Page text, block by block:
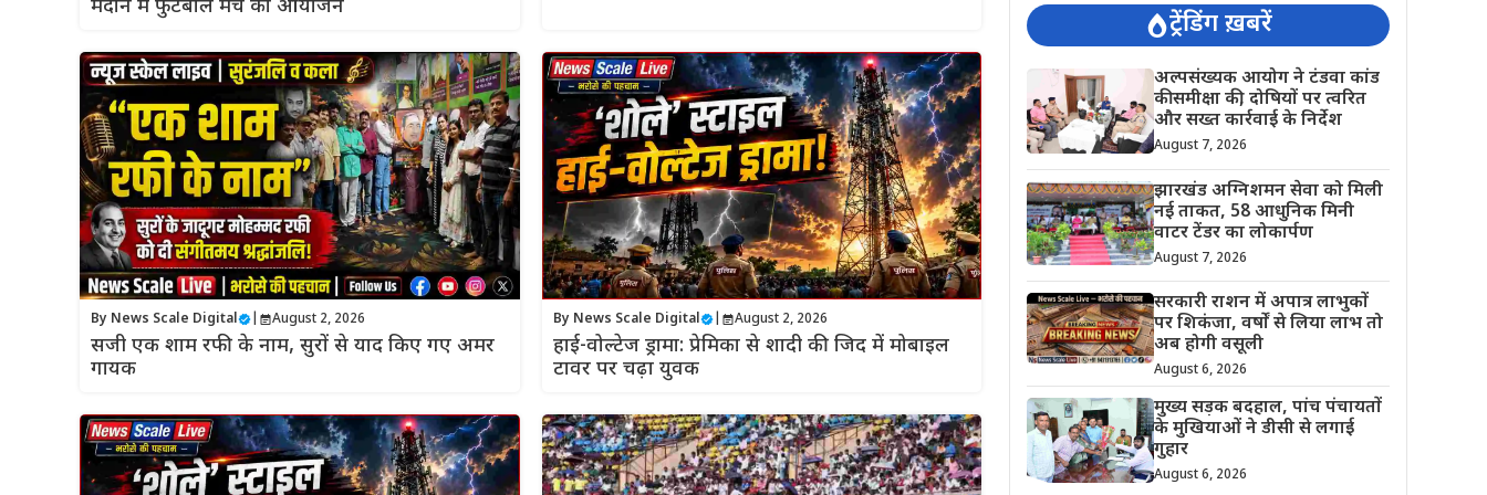
मैदान में फुटबॉल मैच का आयोजन
By News Scale Digital August 2, 2026
सजी एक शाम रफी के नाम, सुरों से याद किए गए अमर
गायक
By News Scale Digital | August 2, 2026
हाई-वोल्टेज ड्रामा: प्रेमिका से शादी की जिद में मोबाइल
टावर पर चढ़ा युवक
ट्रेंडिंग ख़बरें
अल्पसंख्यक आयोग ने टंडवा कांड
की समीक्षा की, दोषियों पर त्वरित
और सख्त कार्रवाई के निर्देश
August 7, 2026
झारखंड अग्निशमन सेवा को मिली
नई ताकत, 58 आधुनिक मिनी
वाटर टेंडर का लोकार्पण
August 7, 2026
सरकारी राशन में अपात्र लाभुकों
पर शिकंजा, वर्षों से लिया लाभ तो
अब होगी वसूली
August 6, 2026
मुख्य सड़क बदहाल, पांच पंचायतों
के मुखियाओं ने डीसी से लगाई
गुहार
August 6, 2026